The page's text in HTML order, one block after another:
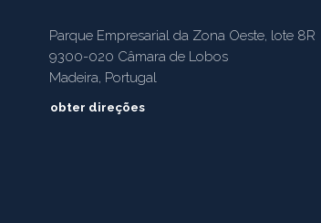
Parque Empresarial da Zona Oeste, lote 8R
9300-020 Câmara de Lobos
Madeira, Portugal
obter direções